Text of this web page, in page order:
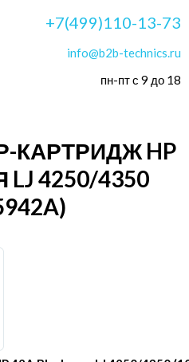
+7(499)110-13-73
info@b2b-technics.ru
пн-пт с 9 до 18
КАРТРИДЖ HP
LJ 4250/4350